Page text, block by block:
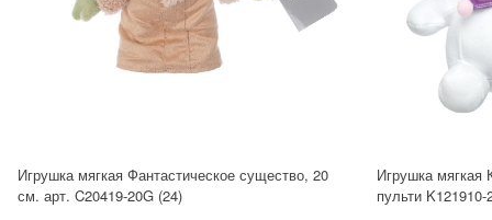
Игрушка мягкая Фантастическое существо, 20
см. арт. C20419-20G (24)
Игрушка
пульти K121910-